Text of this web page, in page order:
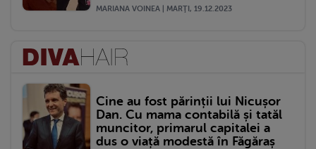
MARIANA VOINEA | MARŢI, 19.12.2023
Cine au fost părinții lui Nicușor
Dan. Cu mama contabilă și tatăl
muncitor, primarul capitalei a
dus o viață modestă în Făgăraș